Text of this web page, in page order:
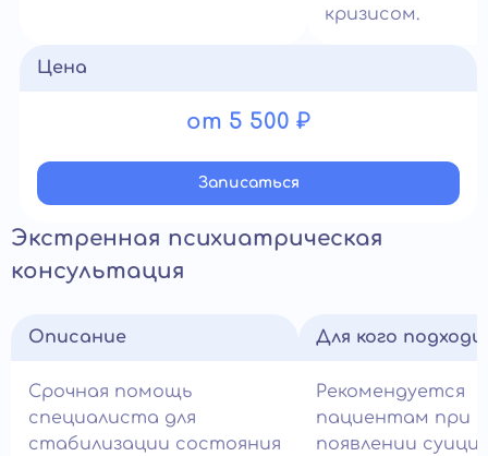
кризисом.
Цена
от 5 500 ₽
Записатьcя
Экстренная психиатрическая
консультация
Описание
Срочная помощь
специалиста для
стабилизации состояния
Для кого
Рекомендуется
пациентам при
появлении